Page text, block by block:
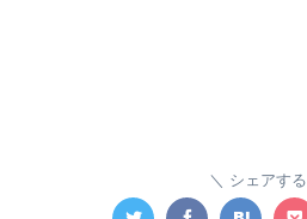
シェアする